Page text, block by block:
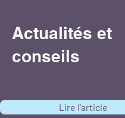
Actualités et
conseils
Lire l'article